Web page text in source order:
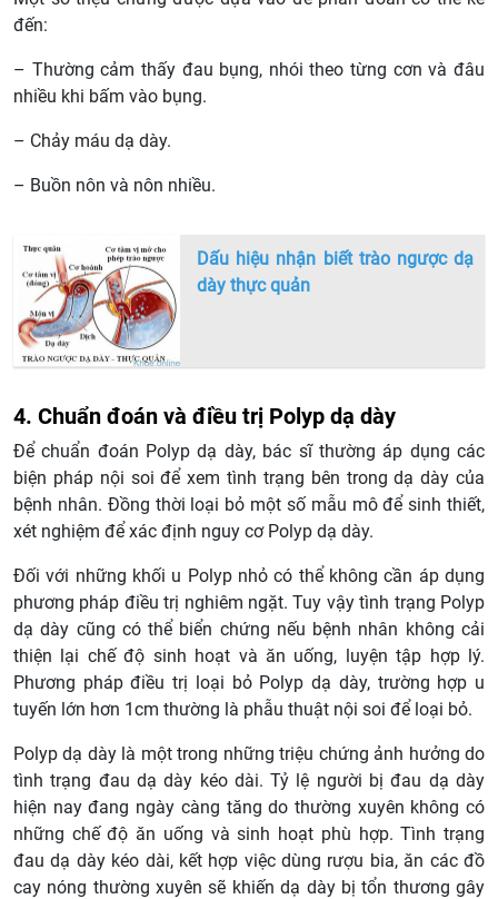
đến:
– Thường cảm thấy đau bụng, nhói theo từng cơn và đâu
nhiều khi bấm vào bụng.
– Chảy máu dạ dày.
– Buồn nôn và nôn nhiều.
Dấu hiệu nhận biết trào ngược dạ
dày thực quản
4. Chuẩn đoán và điều trị Polyp dạ dày
Để chuẩn đoán Polyp dạ dày, bác sĩ thường áp dụng các
biện pháp nội soi để xem tình trạng bên trong dạ dày của
bệnh nhân. Đồng thời loại bỏ một số mẫu mô để sinh thiết,
xét nghiệm để xác định nguy cơ Polyp dạ dày.
Đối với những khối u Polyp nhỏ có thể không cần áp dụng
phương pháp điều trị nghiêm ngặt. Tuy vậy tình trạng Polyp
dạ dày cũng có thể biển chứng nếu bệnh nhân không cải
thiện lại chế độ sinh hoạt và ăn uống, luyện tập hợp lý.
Phương pháp điều trị loại bỏ Polyp dạ dày, trường hợp u
tuyến lớn hơn 1cm thường là phẫu thuật nội soi để loại bỏ.
Polyp dạ dày là một trong những triệu chứng ảnh hưởng do
tình trạng đau dạ dày kéo dài. Tỷ lệ người bị đau dạ dày
hiện nay đang ngày càng tăng do thường xuyên không có
những chế độ ăn uống và sinh hoạt phù hợp. Tình trạng
đau dạ dày kéo dài, kết hợp việc dùng rượu bia, ăn các đồ
cay nóng thường xuyên sẽ khiến dạ dày bị tổn thương gây